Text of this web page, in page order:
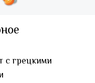
с грецкими